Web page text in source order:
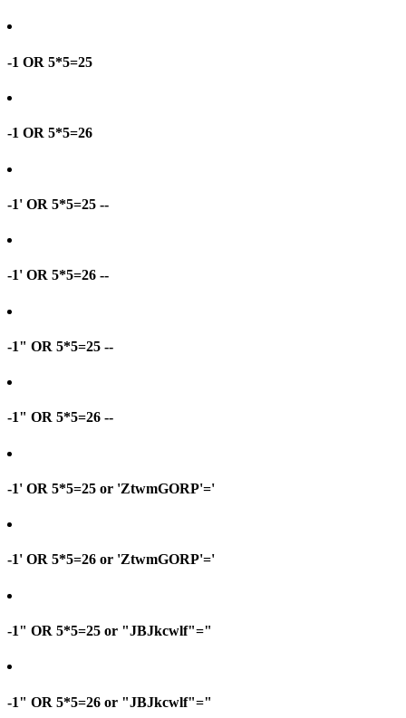
-1 OR 5*5=25
-1 OR 5*5=26
-1' OR 5*5=25 --
-1' OR 5*5=26 --
-1" OR 5*5=25 --
-1" OR 5*5=26 --
-1' OR 5*5=25 or 'ZtwmGORP'='
-1' OR 5*5=26 or 'ZtwmGORP'='
-1" OR 5*5=25 or "JBJkcwlf"="
-1" OR 5*5=26 or "JBJkcwlf"="